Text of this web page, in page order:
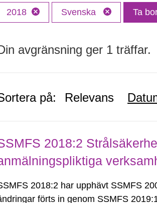
2018 Svenska Ta
avgränsning ger 1 träffar.
på: Relevans
2018:2
2018:2 har upphävt SSMFS
förts in genom SSMFS